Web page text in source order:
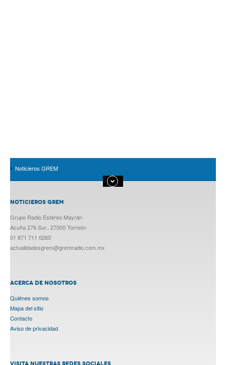
Noticieros GREM
NOTICIEROS GREM
Grupo Radio Estéreo Mayrán
Acuña 276 Sur., 27000 Torreón
01 871 711 0260
actualidadesgrem@gremradio.com.mx
ACERCA DE NOSOTROS
Quiénes somos
Mapa del sitio
Contacto
Aviso de privacidad
VISITA NUESTRAS REDES SOCIALES